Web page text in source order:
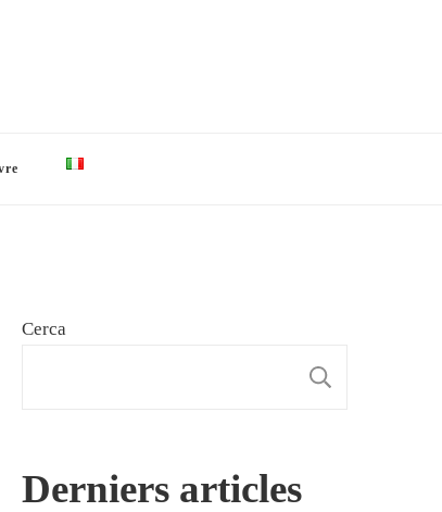
Cerca
Derniers articles